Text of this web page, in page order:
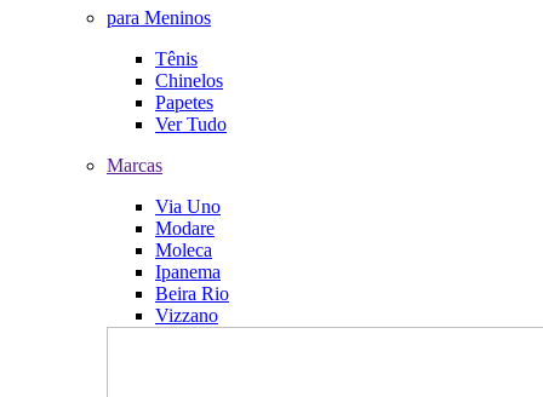
para Meninos
Tênis
Chinelos
Papetes
Ver Tudo
Marcas
Via Uno
Modare
Moleca
Ipanema
Beira Rio
Vizzano